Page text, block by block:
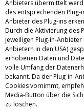
Anbieters übermittelt
des entsprechenden
Anbieter des Plug-ins
Durch die Aktivierung des
jeweiligen Plug-in-
Anbietern in den USA)
erhobenen Daten und
volle Umfang der
bekannt. Da der Plug-in-
Cookies vornimmt,
Media-Button über die
zu löschen.